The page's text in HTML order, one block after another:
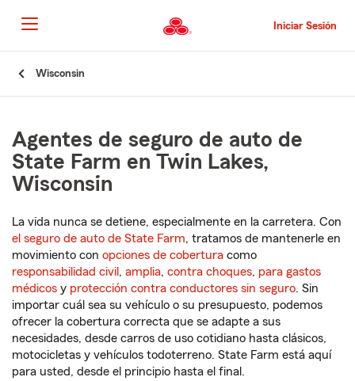
al
contenido
principal
Iniciar Sesión
Wisconsin
Agentes de seguro de auto de
State Farm en Twin Lakes,
Wisconsin
La vida nunca se detiene, especialmente en la carretera. Con
el seguro de auto de State Farm, tratamos de mantenerle en
movimiento con opciones de cobertura como
responsabilidad civil , amplia, contra choques, para gastos
médicos y protección contra conductores sin seguro. Sin
importar cuál sea su vehículo o su presupuesto, podemos
ofrecer la cobertura correcta que se adapte a sus
necesidades, desde carros de uso cotidiano hasta clásicos,
motocicletas y vehículos todoterreno. State Farm está aquí
para usted, desde el principio hasta el final.